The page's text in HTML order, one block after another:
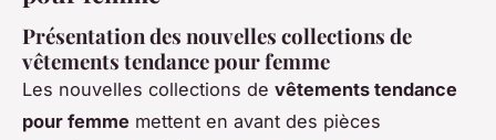
Présentation des nouvelles collections de
vêtements tendance pour femme
Les nouvelles collections de vêtements tendance
pour femme mettent en avant des pièces